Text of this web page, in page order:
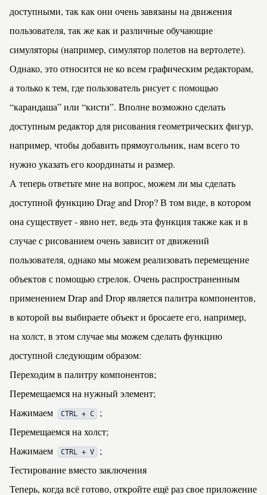
доступными, так как они очень завязаны на движения
пользователя, так же как и различные обучающие
симуляторы (например, симулятор полетов на вертолете).
Однако, это относится не ко всем графическим редакторам,
а только к тем, где пользователь рисует с помощью
“карандаша” или “кисти”. Вполне возможно сделать
доступным редактор для рисования геометрических фигур,
например, чтобы добавить прямоугольник, нам всего то
нужно указать его координаты и размер.
А теперь ответьте мне на вопрос, можем ли мы сделать
доступной функцию Drag and Drop? В том виде, в котором
она существует - явно нет, ведь эта функция также как и в
случае с рисованием очень зависит от движений
пользователя, однако мы можем реализовать перемещение
объектов с помощью стрелок. Очень распространенным
применением Drap and Drop является палитра компонентов,
в которой вы выбираете объект и бросаете его, например,
на холст, в этом случае мы можем сделать функцию
доступной следующим образом:
Переходим в палитру компонентов;
Перемещаемся на нужный элемент;
Нажимаем
CTRL + C
;
Перемещаемся на холст;
Нажимаем
CTRL + V
;
Тестирование вместо заключения
Теперь, когда всё готово, откройте ещё раз свое приложение